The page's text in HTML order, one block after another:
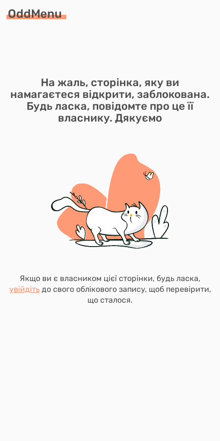
OddMenu
На жаль, сторінка, яку ви
намагаєтеся відкрити, заблокована.
Будь ласка, повідомте про це її
власнику. Дякуємо
Якщо ви є власником цієї сторінки, будь ласка,
увійдітьдо свого облікового запису, щоб перевірити,
що сталося.